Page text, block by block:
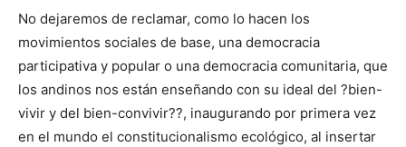
No dejaremos de reclamar, como lo hacen los
movimientos sociales de base, una democracia
participativa y popular o una democracia comunitaria, que
los andinos nos están enseñando con su ideal del ?bien-
vivir y del bien-convivir??, inaugurando por primera vez
en el mundo el constitucionalismo ecológico, al insertar